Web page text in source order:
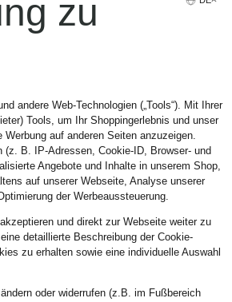
zu
andere Web-Technologien („Tools“). Mit Ihrer
Tools, um Ihr Shoppingerlebnis und unser
auf anderen Seiten anzuzeigen.
(z. B. IP-Adressen, Cookie-ID, Browser- und
Angebote und Inhalte in unserem Shop,
auf unserer Webseite, Analyse unserer
der Werbeaussteuerung.
und direkt zur Webseite weiter zu
detaillierte Beschreibung der Cookie-
zu erhalten sowie eine individuelle Auswahl
oder widerrufen (z.B. im Fußbereich